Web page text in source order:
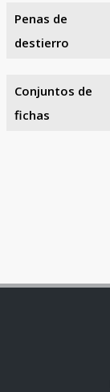
Penas de
destierro
Conjuntos de
fichas